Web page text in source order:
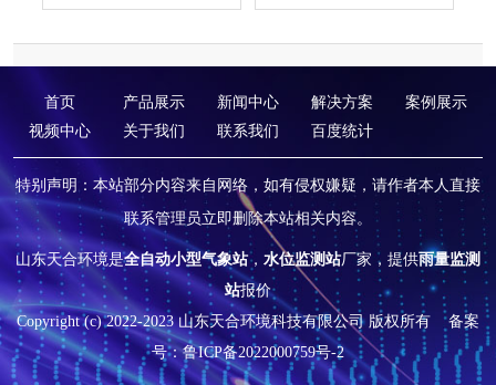
首页 产品展示 新闻中心 解决方案
案例展示
视频中心
关于我们 联系我们 百度统计
特别声明：本站部分内容来自网络，如有侵权嫌疑，请作者本人直接
联系管理员立即删除本站相关内容。
山东天合环境是全自动小型气象站， 水位监测站厂家，提供雨量监测
站报价
Copyright (c) 2022-2023 山东天合环境科技有限公司 版权所有备案
号：鲁ICP备2022000759号-2